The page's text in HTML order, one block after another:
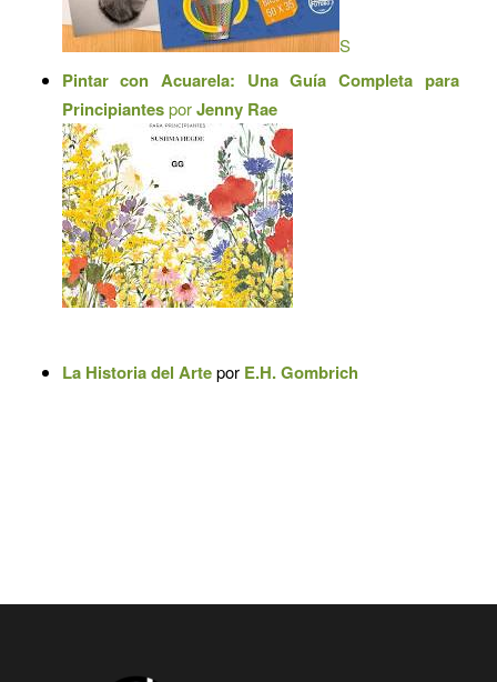
S
Pintar con Acuarela: Una Guía Completa para
PrincipiantesporJenny Rae
La Historia del Artepor E.H. Gombrich